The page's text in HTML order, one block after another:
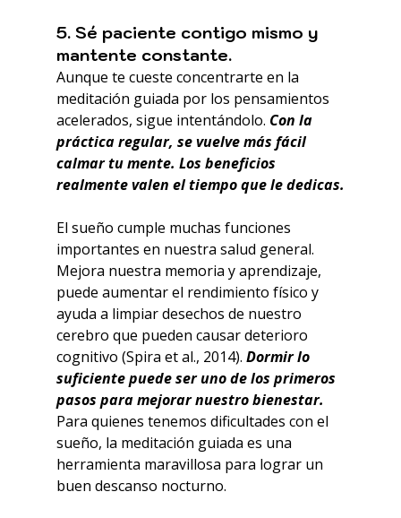
5. Sé paciente contigo mismo y
mantente constante.
Aunque te cueste concentrarte en la
meditación guiada por los pensamientos
acelerados, sigue intentándolo. Con la
práctica regular, se vuelve más fácil
calmar tu mente. Los beneficios
realmente valen el tiempo que le dedicas.
El sueño cumple muchas funciones
importantes en nuestra salud general.
Mejora nuestra memoria y aprendizaje,
puede aumentar el rendimiento físico y
ayuda a limpiar desechos de nuestro
cerebro que pueden causar deterioro
cognitivo (Spira et al., 2014). Dormir lo
suficiente puede ser uno de los primeros
pasos para mejorar nuestro bienestar.
Para quienes tenemos dificultades con el
sueño, la meditación guiada es una
herramienta maravillosa para lograr un
buen descanso nocturno.